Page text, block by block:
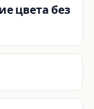
цвета без